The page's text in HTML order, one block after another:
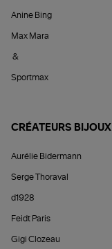
Anine Bing
Max Mara
&
Sportmax
CRÉATEURS BIJOUX
Aurélie Bidermann
Serge Thoraval
d1928
Feidt Paris
Gigi Clozeau